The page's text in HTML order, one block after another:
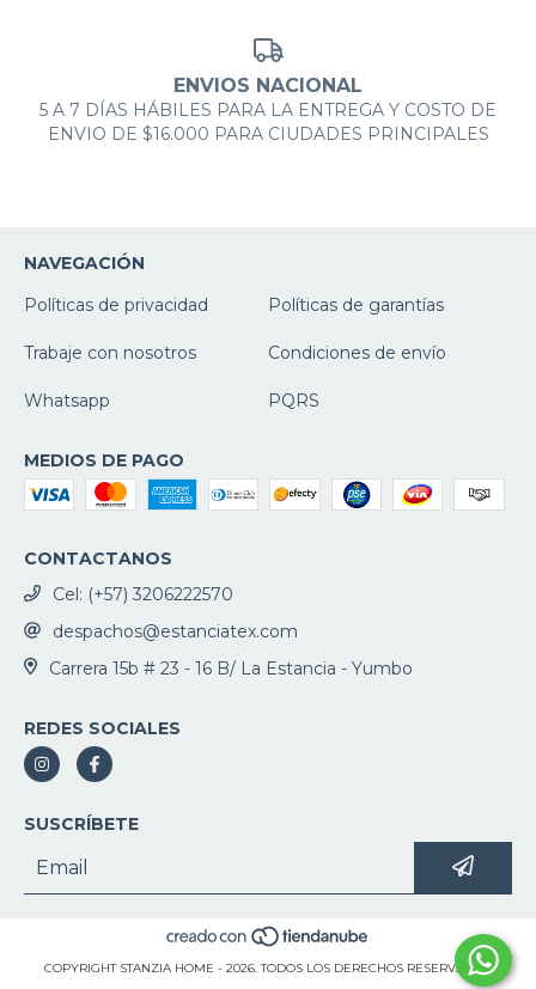
ENVIOS NACIONAL
5 A 7 DÍAS HÁBILES PARA LA ENTREGA Y COSTO DE
ENVIO DE $16.000 PARA CIUDADES PRINCIPALES
NAVEGACIÓN
Políticas de privacidad
Políticas de garantías
Trabaje con nosotros Condiciones de envío
Whatsapp PQRS
MEDIOS DE PAGO
CONTACTANOS
Cel: (+57) 3206222570
despachos@estanciatex.com
Carrera 15b # 23 - 16 B/ La Estancia - Yumbo
REDES SOCIALES
SUSCRÍBETE
COPYRIGHT STANZIA HOME - 2026. TODOS LOS DERECHOS RESERVADOS.